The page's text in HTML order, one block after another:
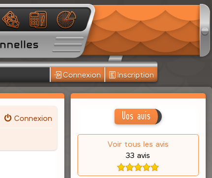
Connexion Inscription
Connexion Vos avis
Voir tous les avis
33 avis